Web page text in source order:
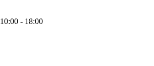
10:00 - 18:00